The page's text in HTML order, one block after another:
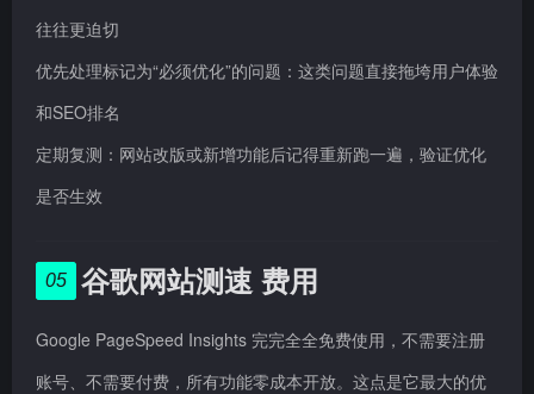
往往更迫切
优先处理标记为“必须优化”的问题：这类问题直接拖垮用户体验
和SEO排名
定期复测：网站改版或新增功能后记得重新跑一遍，验证优化
是否生效
05 谷歌网站测速 费用
Google PageSpeed Insights 完完全全免费使用，不需要注册
账号、不需要付费，所有功能零成本开放。这点是它最大的优